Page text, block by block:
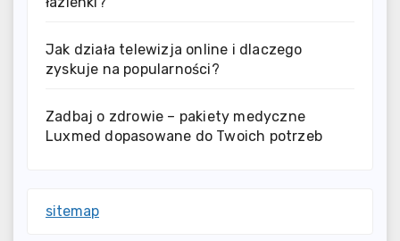
Jak działa telewizja online i dlaczego
zyskuje na popularności?
Zadbaj o zdrowie – pakiety medyczne
Luxmed dopasowane do Twoich potrzeb
sitemap